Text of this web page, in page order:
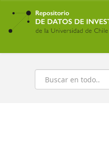
Ir
contenido
principal
Buscar